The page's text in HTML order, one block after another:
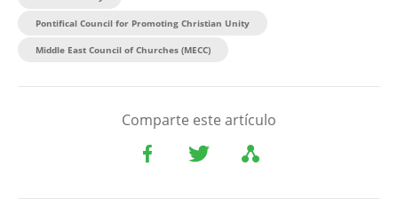
Pontifical Council for Promoting Christian Unity
Middle East Council of Churches (MECC)
Comparte este artículo